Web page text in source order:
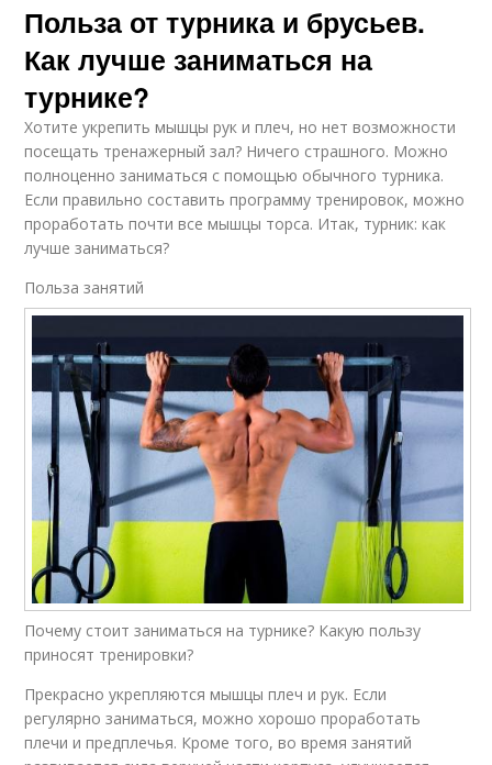
Польза от турника и брусьев.
Как лучше заниматься на
турнике?
Хотите укрепить мышцы рук и плеч, но нет возможности
посещать тренажерный зал? Ничего страшного. Можно
полноценно заниматься с помощью обычного турника.
Если правильно составить программу тренировок, можно
проработать почти все мышцы торса. Итак, турник: как
лучше заниматься?
Польза занятий
Почему стоит заниматься на турнике? Какую пользу
приносят тренировки?
Прекрасно укрепляются мышцы плеч и рук. Если
регулярно заниматься, можно хорошо проработать
плечи и предплечья. Кроме того, во время занятий